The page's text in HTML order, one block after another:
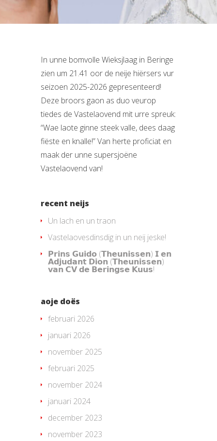
In unne bomvolle Wieksjlaag in Beringe
zien um 21.41 oor de neije hiërsers vur
seizoen 2025-2026 gepresenteerd!
Deze broors gaon as duo veurop
tiedes de Vastelaovend mit urre spreuk:
“Wae laote ginne steek valle, dees daag
fiëste en knalle!” Van herte proficiat en
maak der unne supersjoëne
Vastelaovend van!
recent neijs
Un lach en un traon
Vastelaovesdinsdig in un neij jeske!
𝗣𝗿𝗶𝗻𝘀 𝗚𝘂𝗶𝗱𝗼 (𝗧𝗵𝗲𝘂𝗻𝗶𝘀𝘀𝗲𝗻) 𝗜 𝗲𝗻
𝗔𝗱𝗷𝘂𝗱𝗮𝗻𝘁 𝗗𝗶𝗼𝗻 (𝗧𝗵𝗲𝘂𝗻𝗶𝘀𝘀𝗲𝗻)
𝘃𝗮𝗻 𝗖𝗩 𝗱𝗲 𝗕𝗲𝗿𝗶𝗻𝗴𝘀𝗲 𝗞𝘂𝘂𝘀!
aoje doës
februari 2026
januari 2026
november 2025
februari 2025
november 2024
januari 2024
december 2023
november 2023